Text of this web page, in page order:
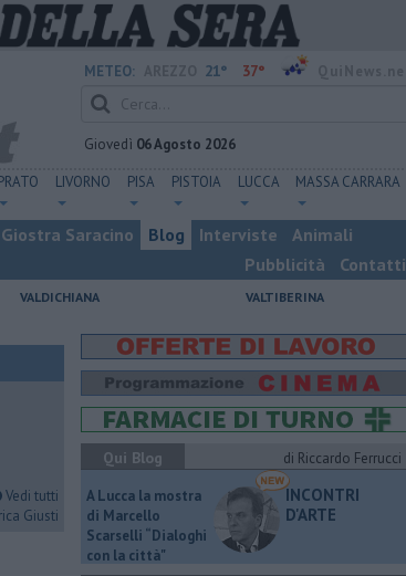
METEO: 21° 37°
Giovedì 06 Agosto 2026
LIVORNO PISA PISTOIA LUCCA MASSA CARRARA
Giostra Saracino Blog Interviste
Animali
Pubblicità
Contatti
VALDICHIANA VALTIBERINA
Vedi tutti
Giusti
Qui Blog
di Riccardo Ferrucci
A Lucca la mostra
di Marcello
Scarselli “Dialoghi
con la città"
INCONTRI
D'ARTE